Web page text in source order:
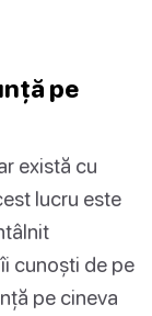
pe
există cu
lucru este
cunoști de pe
pe cineva